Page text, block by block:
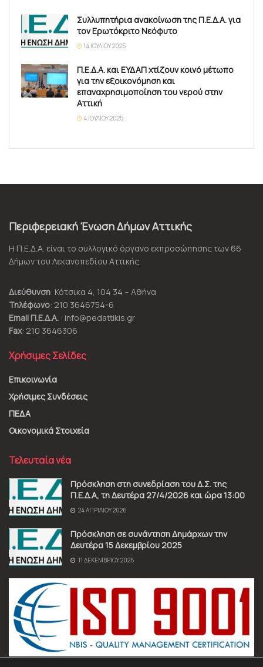
Συλλυπητήρια ανακοίνωση της Π.Ε.Δ.Α. για
τον Ερωτόκριτο Νεόφυτο
14 ΙΟΥΛΊΟΥ 2025
Π.Ε.Δ.Α. και ΕΥΔΑΠ χτίζουν κοινό μέτωπο
για την εξοικονόμηση και
επαναχρησιμοποίηση του νερού στην
Αττική
4 ΙΟΥΛΊΟΥ 2025
Περιφερειακή Ένωση Δήμων Αττικής
Η Π.Ε.Δ.Α. είναι το συλλογικό όργανο εκπροσώπησης των 66
Δήμων του Λεκανοπεδίου Αττικής.
Διεύθυνση: Κότσικα 4, 104 34 – Αθήνα
Τηλέφωνο: 210 3646754-6
Email Π.Ε.Δ.Α. : info@pedattikis.gr
Fax: 210 3646306
Χρήσιμες Σελίδες
Επικοινωνία
Χρήσιμες Συνδέσεις
ΠΕΔΑ
Οικονομικά Στοιχεία
Τελευταία νέα
Πρόσκληση στη συνεδρίαση του Δ.Σ. της
Π.Ε.Δ.Α, τη Δευτέρα 27/4/2026 και ώρα 13:00
24 ΑΠΡΙΛΊΟΥ 2026
Πρόσκληση σε συνάντηση Δημάρχων την
Δευτέρα 15 Δεκεμβρίου 2025
11 ΔΕΚΕΜΒΡΊΟΥ 2025